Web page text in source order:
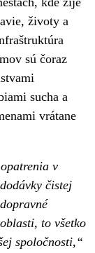
životy a
sú čoraz
sucha a
vrátane
v
čistej
to všetko
spoločnosti,“